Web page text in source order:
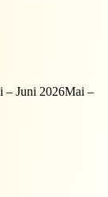
– Juni 2026Mai –